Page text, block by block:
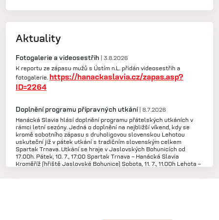
Aktuality
Fotogalerie a videosestřih | 3.8.2026
K reportu ze zápasu mužů s Ústím n.L. přidán videosestřih a
fotogalerie. https://hanackaslavia.cz/zapas.asp?
ID=2264
Doplnění programu přípravných utkání| 8.7.2026
Hanácká Slavia hlásí doplnění programu přátelských utkáních v
rámci letní sezóny. Jedná o doplnění na nejbližší víkend, kdy se
kromě sobotního zápasu s druholigovou slovenskou Lehotou
uskuteční již v pátek utkání s tradičním slovenským celkem
Spartak Trnava. Utkání se hraje v Jaslovských Bohunicích od
17.00h. Pátek, 10. 7., 17:00 Spartak Trnava – Hanácká Slavia
Kroměříž (hřiště Jaslovské Bohunice) Sobota, 11. 7., 11.00h Lehota –